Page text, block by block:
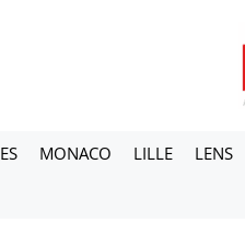
MONACO LILLE LENS